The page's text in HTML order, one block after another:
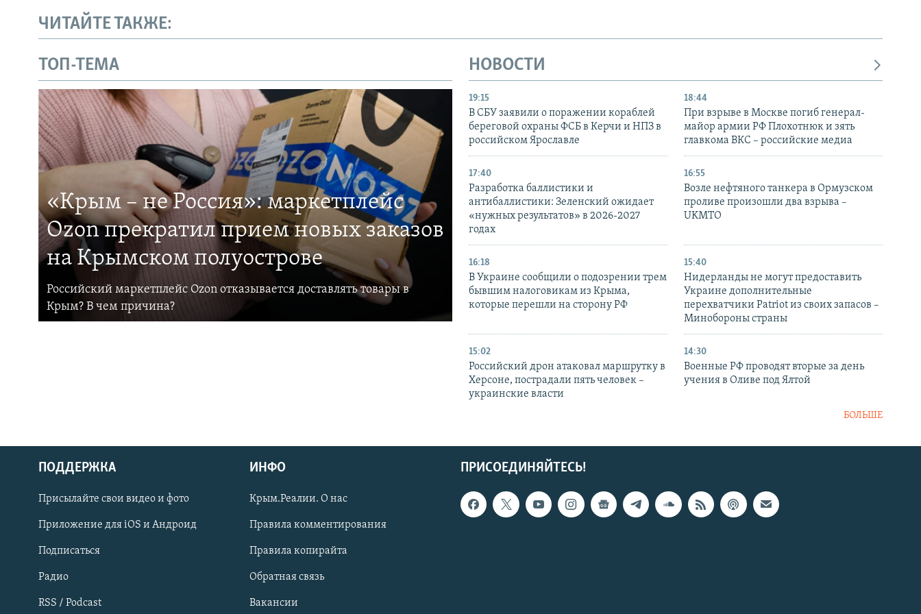
Українською
Qırımtatar
ПРИСОЕДИНЯЙТЕСЬ!
ЧИТАЙТЕ ТАКЖЕ:
ТОП-ТЕМА
«Крым – не Россия»: маркетплейс
Ozon прекратил прием новых заказов
на Крымском полуострове
Российский маркетплейс Ozon отказывается доставлять товары в
Крым? В чем причина?
НОВОСТИ
19:15
В СБУ заявили о поражении кораблей
береговой охраны ФСБ в Керчи и НПЗ в
российском Ярославле
18:44
При взрыве в Москве погиб генерал-
майор армии РФ Плохотнюк и зять
главкома ВКС – российские медиа
17:40
Разработка баллистики и
антибаллистики: Зеленский ожидает
«нужных результатов» в 2026-2027
годах
16:55
Возле нефтяного танкера в Ормузском
проливе произошли два взрыва –
UKMTO
16:18
В Украине сообщили о подозрении трем
бывшим налоговикам из Крыма,
которые перешли на сторону РФ
15:40
Нидерланды не могут предоставить
Украине дополнительные
перехватчики Patriot из своих запасов –
Минобороны страны
15:02
Российский дрон атаковал маршрутку в
Херсоне, пострадали пять человек –
украинские власти
14:30
Военные РФ проводят вторые за день
учения в Оливе под Ялтой
БОЛЬШЕ
ПРИСОЕДИНЯЙТЕСЬ!
ПОДДЕРЖКА
Присылайте свои видео и фото
Приложение для iOS и Андроид
Подписаться
Радио
RSS / Podcast
ИНФО
Крым.Реалии. О нас
Правила комментирования
Правила копирайта
Обратная связь
Вакансии